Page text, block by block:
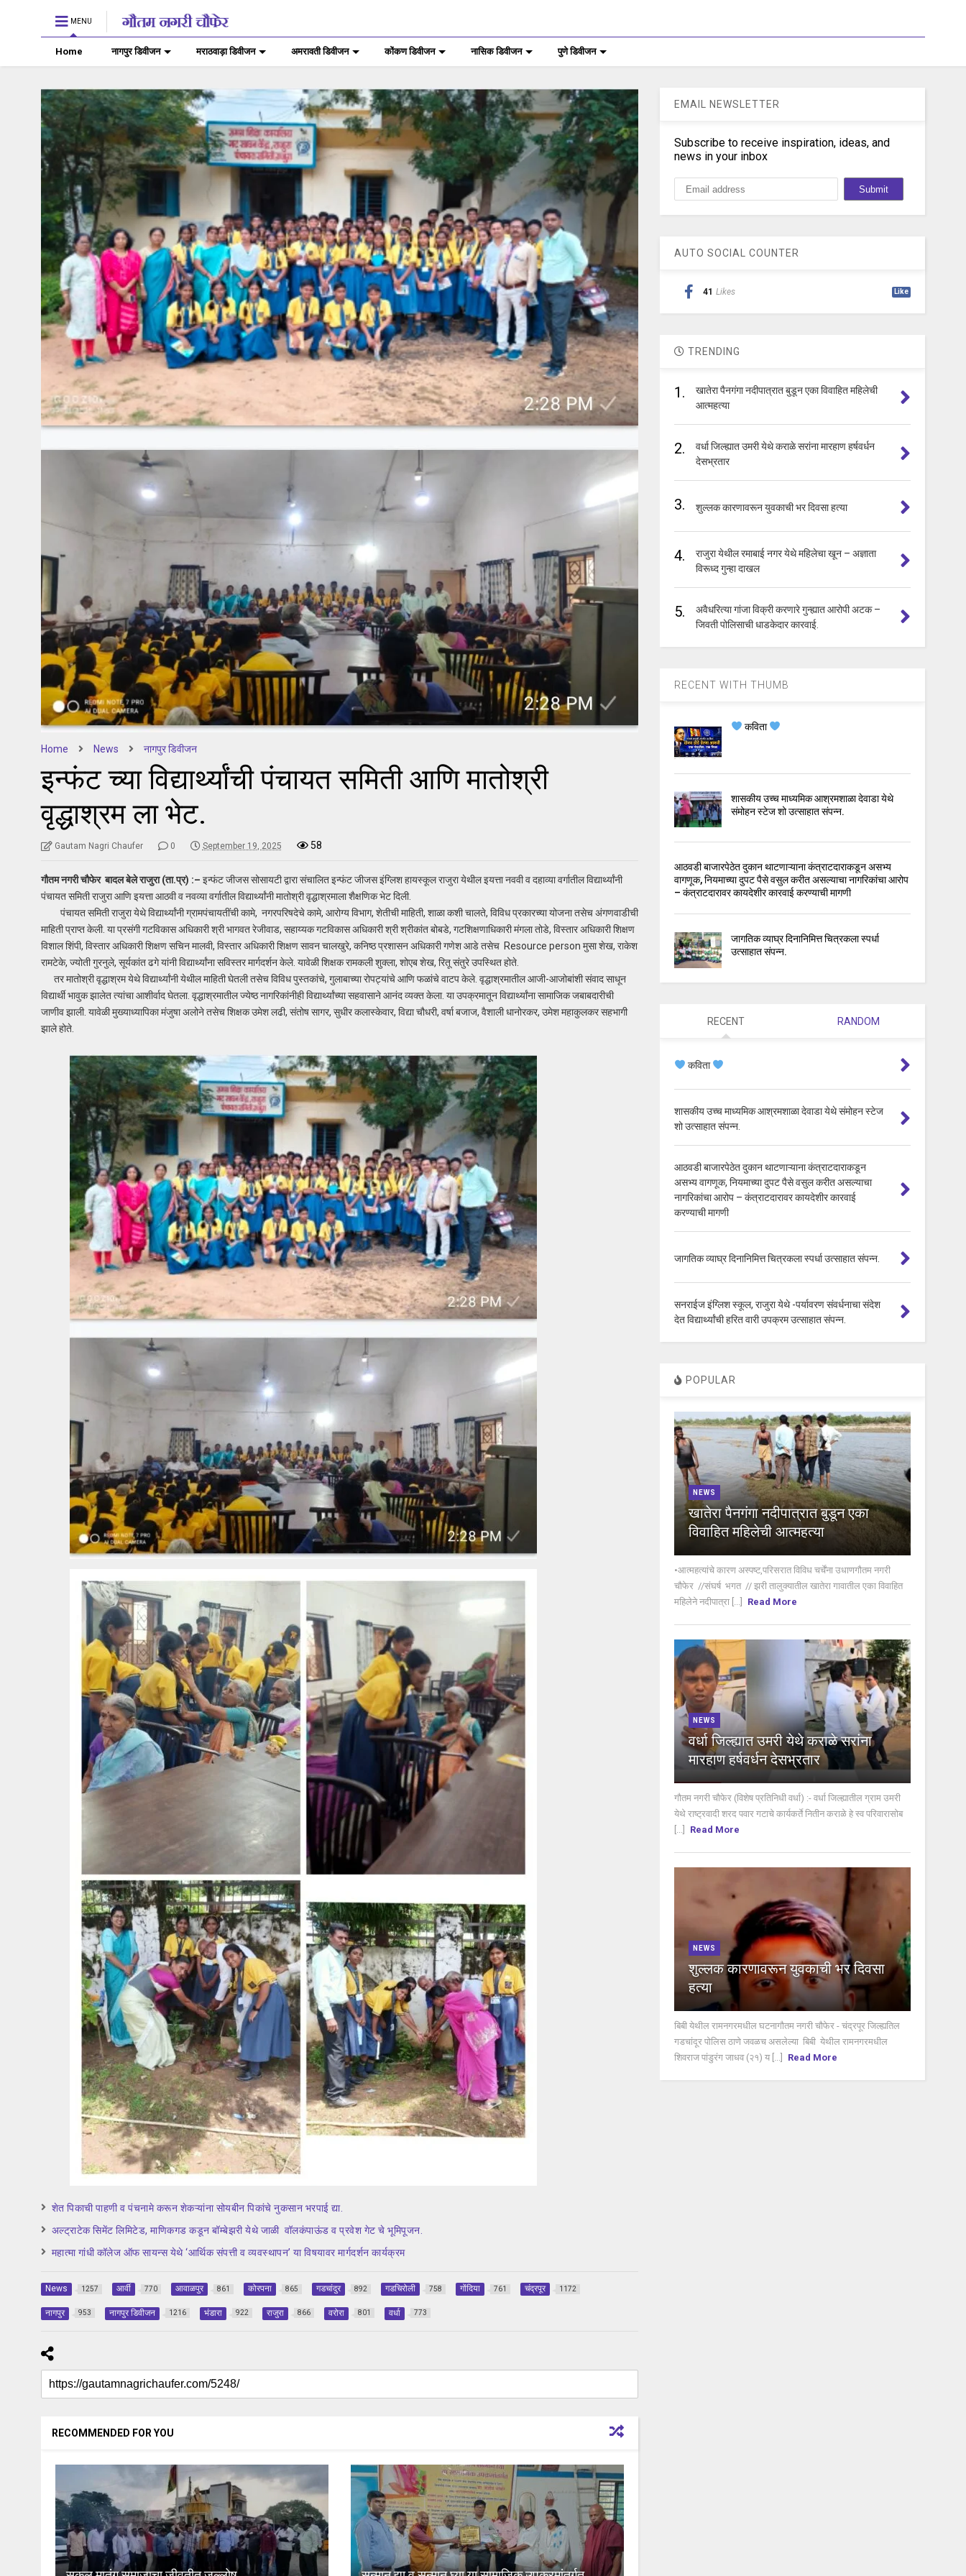
MENU
Home नागपुर डिवीजन मराठवाड़ा डिवीजन अमरावती डिवीजन कोंकण डिवीजन नासिक डिवीजन पुणे डिवीजन
Home News नागपुर डिवीजन
इन्फंट च्या विद्यार्थ्यांची पंचायत समिती आणि मातोश्री
वृद्धाश्रम ला भेट.
Gautam Nagri Chaufer 0 September 19, 2025 58
गौतम नगरी चौफेर बादल बेले राजुरा (ता.प्र) :– इन्फंट जीजस सोसायटी द्वारा संचालित इन्फंट जीजस इंग्लिश हायस्कूल राजुरा येथील इयत्ता नववी व दहाव्या वर्गातील विद्यार्थ्यांनी
पंचायत समिती राजुरा आणि इयत्ता आठवी व नवव्या वर्गातील विद्यार्थ्यांनी मातोश्री वृद्धाश्रमाला शैक्षणिक भेट दिली.
पंचायत समिती राजुरा येथे विद्यार्थ्यांनी ग्रामपंचायतींची कामे, नगरपरिषदेचे कामे, आरोग्य विभाग, शेतीची माहिती, शाळा कशी चालते, विविध प्रकारच्या योजना तसेच अंगणवाडीची
माहिती प्राप्त केली. या प्रसंगी गटविकास अधिकारी श्री भागवत रेजीवाड, सहाय्यक गटविकास अधिकारी श्री श्रीकांत बोबडे, गटशिक्षणाधिकारी मंगला तोडे, विस्तार अधिकारी शिक्षण
विशाल शिंपी, विस्तार अधिकारी शिक्षण सचिन मालवी, विस्तार अधिकारी शिक्षण सावन चालखुरे, कनिष्ठ प्रशासन अधिकारी गणेश आडे तसेच Resource person मुसा शेख, राकेश
रामटेके, ज्योती गुरनुले, सूर्यकांत ढगे यांनी विद्यार्थ्यांना सविस्तर मार्गदर्शन केले. यावेळी शिक्षक रामकली शुक्ला, शोएब शेख, रितू संतुरे उपस्थित होते.
तर मातोश्री वृद्धाश्रम येथे विद्यार्थ्यांनी येथील माहिती घेतली तसेच विविध पुस्तकांचे, गुलाबाच्या रोपट्यांचे आणि फळांचे वाटप केले. वृद्धाश्रमातील आजी-आजोबांशी संवाद साधून
विद्यार्थी भावुक झालेत त्यांचा आशीर्वाद घेतला. वृद्धाश्रमातील ज्येष्ठ नागरिकांनीही विद्यार्थ्यांच्या सहवासाने आनंद व्यक्त केला. या उपक्रमातून विद्यार्थ्यांना सामाजिक जबाबदारीची
जाणीव झाली. यावेळी मुख्याध्यापिका मंजुषा अलोने तसेच शिक्षक उमेश लढी, संतोष सागर, सुधीर कलास्केवार, विद्या चौधरी, वर्षा बजाज, वैशाली धानोरकर, उमेश महाकुलकर सहभागी
झाले होते.
शेत पिकाची पाहणी व पंचनामे करून शेकऱ्यांना सोयबीन पिकांचे नुकसान भरपाई द्या.
अल्ट्राटेक सिमेंट लिमिटेड, माणिकगड कडून बॉम्बेझरी येथे जाळी वॉलकंपाऊंड व प्रवेश गेट चे भूमिपूजन.
महात्मा गांधी कॉलेज ऑफ सायन्स येथे ‘आर्थिक संपत्ती व व्यवस्थापन’ या विषयावर मार्गदर्शन कार्यक्रम
News 1257 आर्वी 770 आवाळपुर 861 कोरपना 865 गडचांदुर 892 गडचिरोली 758 गोंदिया 761 चंद्रपूर 1172
नागपुर 953 नागपुर डिवीजन 1216 भंडारा 922 राजुरा 866 वरोरा 801 वर्धा 773
RECOMMENDED FOR YOU
EMAIL NEWSLETTER
Subscribe to receive inspiration, ideas, and
news in your inbox
AUTO SOCIAL COUNTER
41 Likes Like
TRENDING
1.
खातेरा पैनगंगा नदीपात्रात बुडून एका विवाहित महिलेची
आत्महत्या
2.
वर्धा जिल्ह्यात उमरी येथे कराळे सरांना मारहाण हर्षवर्धन
देसभ्रतार
3. शुल्लक कारणावरून युवकाची भर दिवसा हत्या
4.
राजुरा येथील रमाबाई नगर येथे महिलेचा खून – अज्ञाता
विरूध्द गुन्हा दाखल
5.
अवैधरित्या गांजा विक्री करणारे गुन्ह्यात आरोपी अटक –
जिवती पोलिसाची धाडकेदार कारवाई.
RECENT WITH THUMB
कविता
शासकीय उच्च माध्यमिक आश्रमशाळा देवाडा येथे
संमोहन स्टेज शो उत्साहात संपन्न.
आठवडी बाजारपेठेत दुकान थाटणाऱ्याना कंत्राटदाराकडून असभ्य
वागणूक, नियमाच्या दुपट पैसे वसुल करीत असल्याचा नागरिकांचा आरोप
– कंत्राटदारावर कायदेशीर कारवाई करण्याची मागणी
जागतिक व्याघ्र दिनानिमित्त चित्रकला स्पर्धा
उत्साहात संपन्न.
RECENT RANDOM
कविता
शासकीय उच्च माध्यमिक आश्रमशाळा देवाडा येथे संमोहन स्टेज
शो उत्साहात संपन्न.
आठवडी बाजारपेठेत दुकान थाटणाऱ्याना कंत्राटदाराकडून
असभ्य वागणूक, नियमाच्या दुपट पैसे वसुल करीत असल्याचा
नागरिकांचा आरोप – कंत्राटदारावर कायदेशीर कारवाई
करण्याची मागणी
जागतिक व्याघ्र दिनानिमित्त चित्रकला स्पर्धा उत्साहात संपन्न.
सनराईज इंग्लिश स्कूल, राजुरा येथे -पर्यावरण संवर्धनाचा संदेश
देत विद्यार्थ्यांची हरित वारी उपक्रम उत्साहात संपन्न.
POPULAR
NEWS
खातेरा पैनगंगा नदीपात्रात बुडून एका
विवाहित महिलेची आत्महत्या
•आत्महत्यांचे कारण अस्पष्ट,परिसरात विविध चर्चेंना उधाणगौतम नगरी
चौफेर //संघर्ष भगत // झरी तालुक्यातील खातेरा गावातील एका विवाहित
महिलेने नदीपात्रा [...]
Read More
NEWS
वर्धा जिल्ह्यात उमरी येथे कराळे सरांना
मारहाण हर्षवर्धन देसभ्रतार
गौतम नगरी चौफेर (विशेष प्रतिनिधी वर्धा) :- वर्धा जिल्ह्यातील ग्राम उमरी
येथे राष्ट्रवादी शरद पवार गटाचे कार्यकर्ते नितीन कराळे हे स्व परिवारासोब
Read More
NEWS
शुल्लक कारणावरून युवकाची भर दिवसा
हत्या
बिबी येथील रामनगरमधील घटनागौतम नगरी चौफेर - चंद्रपूर जिल्ह्यतिल
गडचांदूर पोलिस ठाणे जवळच असलेल्या बिबी येथील रामनगरमधील
शिवराज पांडुरंग जाधव (२१) य [...]
Read More